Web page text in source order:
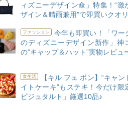
ィズニーデザイン傘」特集！“激
ザイン＆晴雨兼用”で即買いクオ
ファッション
今年も即買い！「ワー
のディズニーデザイン新作」神
の“キャップ＆ハット”実物レビュ
食生活
【キル フェ ボン】“キャン
イトケーキ”もステキ！今だけ限
ビジュタルト」厳選10品♪